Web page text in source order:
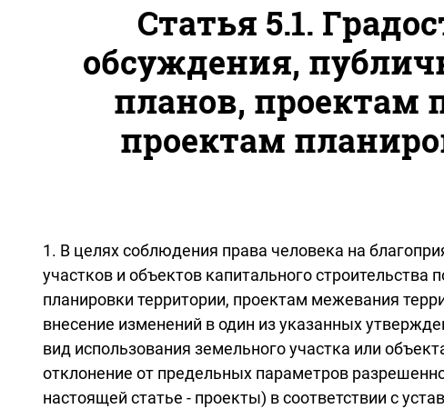
Статья 5.1.
обсуждения,
планов, проектам
проектам
1. В целях соблюдения права человека на
участков и объектов капитального
планировки территории, проектам межевания
внесение изменений в один из указанных
вид использования земельного участка или
отклонение от предельных параметров
настоящей статье - проекты) в соответствии с